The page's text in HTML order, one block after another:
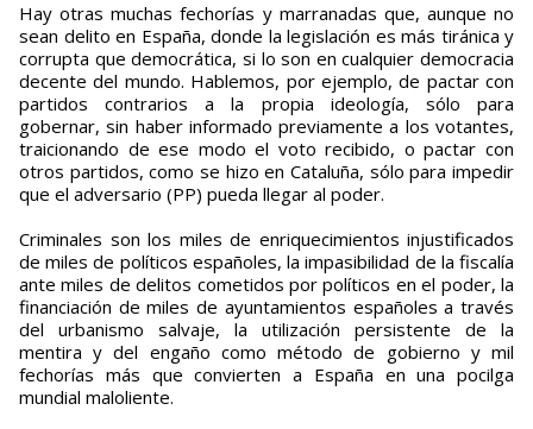
Hay otras muchas fechorías y marranadas que, aunque no
sean delito en España, donde la legislación es más tiránica y
corrupta que democrática, si lo son en cualquier democracia
decente del mundo. Hablemos, por ejemplo, de pactar con
partidos contrarios a la propia ideología, sólo para
gobernar, sin haber informado previamente a los votantes,
traicionando de ese modo el voto recibido, o pactar con
otros partidos, como se hizo en Cataluña, sólo para impedir
que el adversario (PP) pueda llegar al poder.
Criminales son los miles de enriquecimientos injustificados
de miles de políticos españoles, la impasibilidad de la fiscalía
ante miles de delitos cometidos por políticos en el poder, la
financiación de miles de ayuntamientos españoles a través
del urbanismo salvaje, la utilización persistente de la
mentira y del engaño como método de gobierno y mil
fechorías más que convierten a España en una pocilga
mundial maloliente.